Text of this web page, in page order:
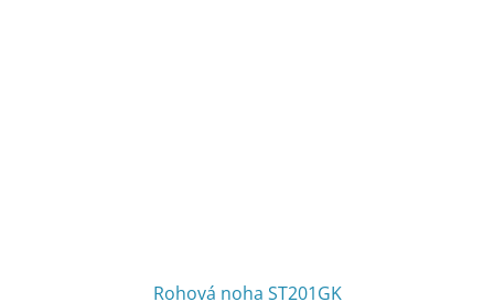
Rohová noha ST201GK